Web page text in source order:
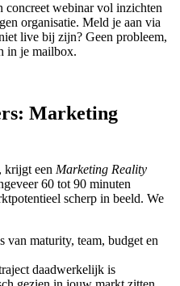
concreet webinar vol inzichten
organisatie. Meld je aan via
live bij zijn? Geen probleem,
in je mailbox.
Marketing
krijgt een Marketing Reality
60 tot 90 minuten
scherp in beeld. We
van maturity, team, budget en
daadwerkelijk is